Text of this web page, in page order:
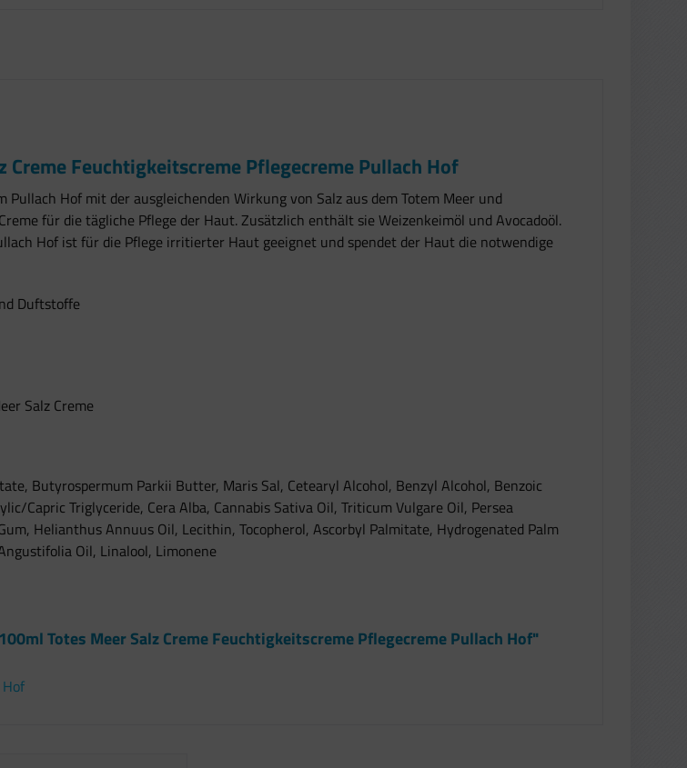
Creme Feuchtigkeitscreme Pflegecreme Pullach Hof
Pullach Hof mit der ausgleichenden Wirkung von Salz aus dem Totem Meer und
für die tägliche Pflege der Haut. Zusätzlich enthält sie Weizenkeimöl und Avocadoöl.
Hof ist für die Pflege irritierter Haut geeignet und spendet der Haut die notwendige
Duftstoffe
Salz Creme
Butyrospermum Parkii Butter, Maris Sal, Cetearyl Alcohol, Benzyl Alcohol, Benzoic
Capric Triglyceride, Cera Alba, Cannabis Sativa Oil, Triticum Vulgare Oil, Persea
Helianthus Annuus Oil, Lecithin, Tocopherol, Ascorbyl Palmitate, Hydrogenated Palm
Oil, Linalool, Limonene
Totes Meer Salz Creme Feuchtigkeitscreme Pflegecreme Pullach Hof"